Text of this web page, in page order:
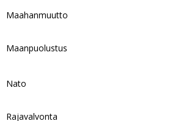
Maahanmuutto
Maanpuolustus
Nato
Rajavalvonta